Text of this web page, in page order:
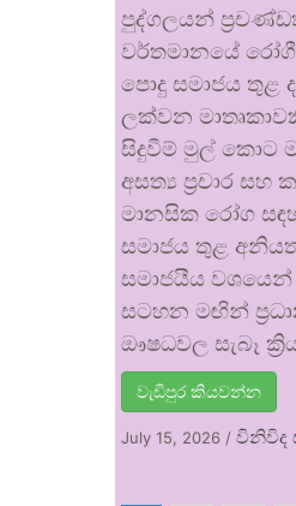
පුද්ගලයන්
වර්තමානයේ
පොදු සමාජය තුළ
ලක්වන
සිදුවීම් මුල් කොට
අසත්‍ය ප්‍රචාර
මානසික රෝග
සමාජය තුළ
සමාජයීය
සටහන මඟින්
ඖෂධවල සැබෑ
වැඩිපුර කියවන්න
July 15, 2026 /විනිවිද